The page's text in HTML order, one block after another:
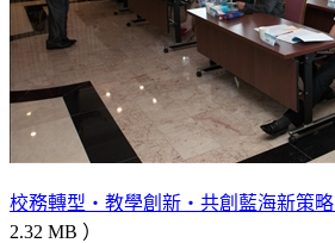
校務轉型‧教學創新‧共創藍海新策略
2.32 MB ）